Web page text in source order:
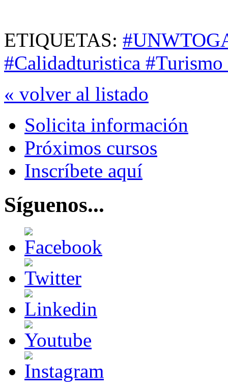
ETIQUETAS:
#Calidadturistica
« volver al listado
Solicita información
Próximos cursos
Inscríbete aquí
Síguenos...